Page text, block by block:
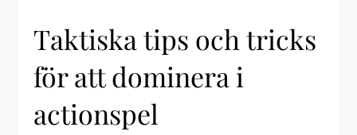
Taktiska tips och tricks
för att dominera i
actionspel